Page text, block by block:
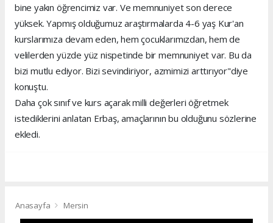
bine yakın öğrencimiz var. Ve memnuniyet son derece
yüksek. Yapmış olduğumuz araştırmalarda 4-6 yaş Kur'an
kurslarımıza devam eden, hem çocuklarımızdan, hem de
velilerden yüzde yüz nispetinde bir memnuniyet var. Bu da
bizi mutlu ediyor. Bizi sevindiriyor, azmimizi arttırıyor"diye
konuştu.
Daha çok sınıf ve kurs açarak milli değerleri öğretmek
istediklerini anlatan Erbaş, amaçlarının bu olduğunu sözlerine
ekledi.
Anasayfa Mersin